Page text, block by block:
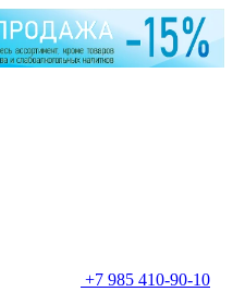
+7 985 410-90-10